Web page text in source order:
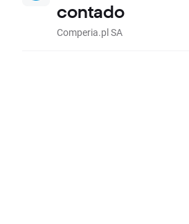
contado
Comperia.pl SA